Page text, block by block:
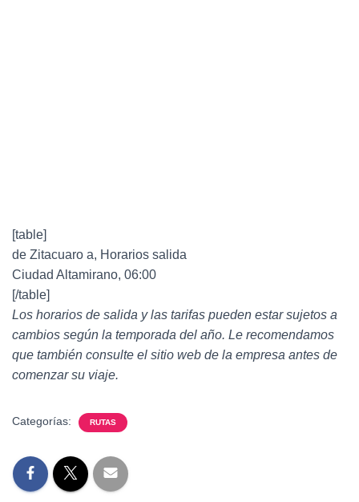
[table]
de Zitacuaro a, Horarios salida
Ciudad Altamirano, 06:00
[/table]
Los horarios de salida y las tarifas pueden estar sujetos a
cambios según la temporada del año. Le recomendamos
que también consulte el sitio web de la empresa antes de
comenzar su viaje.
Categorías: RUTAS